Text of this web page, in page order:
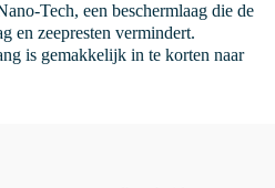
Tech, een beschermlaag die de
en zeepresten vermindert.
is gemakkelijk in te korten naar